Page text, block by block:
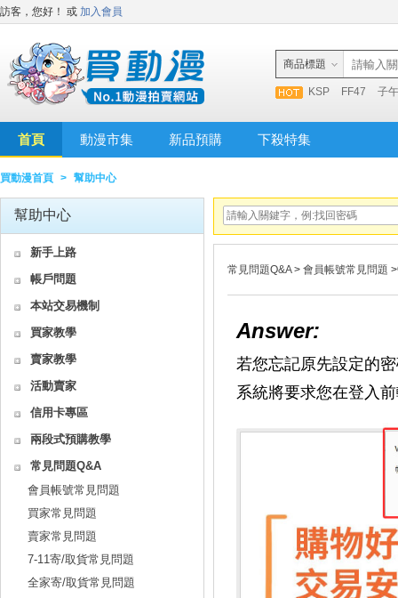
訪客，您好！ 或 加入會員
商品標題
KSP FF47 子
首頁 動漫市集 新品預購 下殺特集
買動漫首頁 > 幫助中心
幫助中心
新手上路
帳戶問題
本站交易機制
買家教學
賣家教學
活動賣家
信用卡專區
兩段式預購教學
常見問題Q&A
會員帳號常見問題
買家常見問題
賣家常見問題
7-11寄/取貨常見問題
全家寄/取貨常見問題
常見問題Q&A> 會員帳號常見問題 >
Answer:
若您忘記原先設定的
系統將要求您在登入